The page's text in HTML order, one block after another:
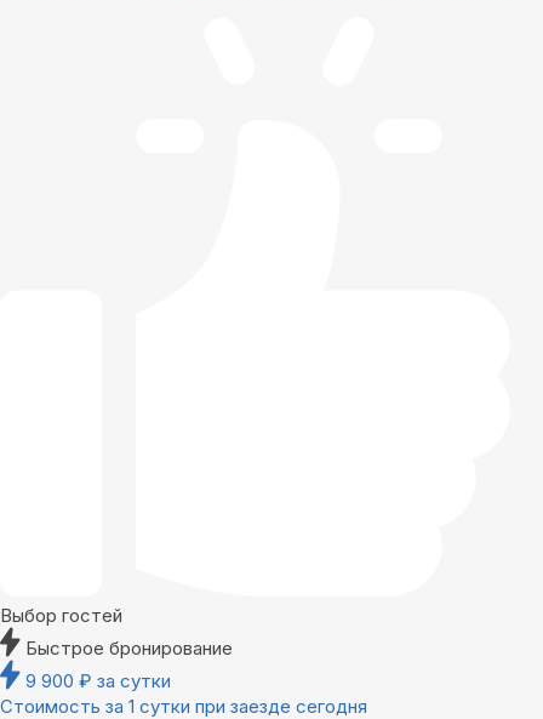
Выбор гостей
Быстрое бронирование
9 900 ₽ за сутки
Стоимость за 1 сутки при заезде сегодня